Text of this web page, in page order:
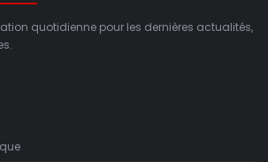
quotidienne pour les dernières actualités,